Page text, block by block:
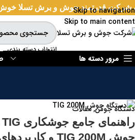
Skip to navigation
Skip to main content
شرکت قدرتمند جوش و برش تسلا خوش
انتخاب دسته بندی
مرور دسته ها
۲۷
اسفند
دستگاه جوش,مقالات
جوش TIG 200M و کاربردهای آن